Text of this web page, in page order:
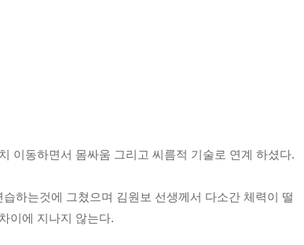
이동하면서 몸싸움 그리고 씨름적 기술로 연계 하셨다.
하는것에 그쳤으며 김원보 선생께서 다소간 체력이 떨
이에 지나지 않는다.